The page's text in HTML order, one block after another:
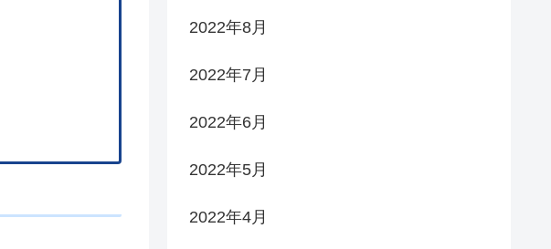
2022年8月
2022年7月
2022年6月
2022年5月
2022年4月